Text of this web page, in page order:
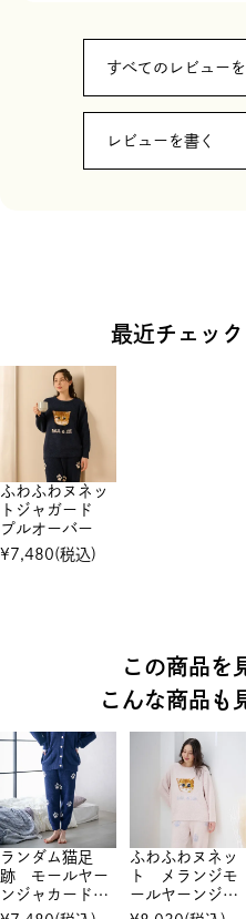
すべてのレビュー
レビューを書く
最近チェッ
ふわふわヌネッ
トジャガード
プルオーバー
¥ 7,480(税込)
この商品を
こんな商品も
ランダム猫足
跡 モールヤー
ンジャカードロ
ングパンツ
ふわふわヌネッ
ト メランジモ
ールヤーンジャ
カード プルオ